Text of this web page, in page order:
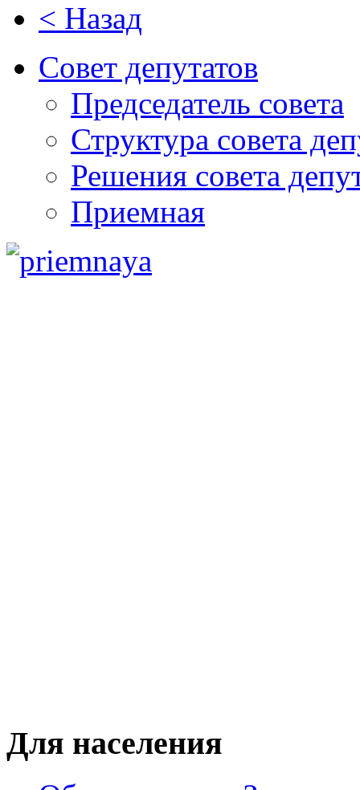
< Назад
Совет депутатов
Председатель совета
Структура совета
Решения совета
Приемная
Для населения